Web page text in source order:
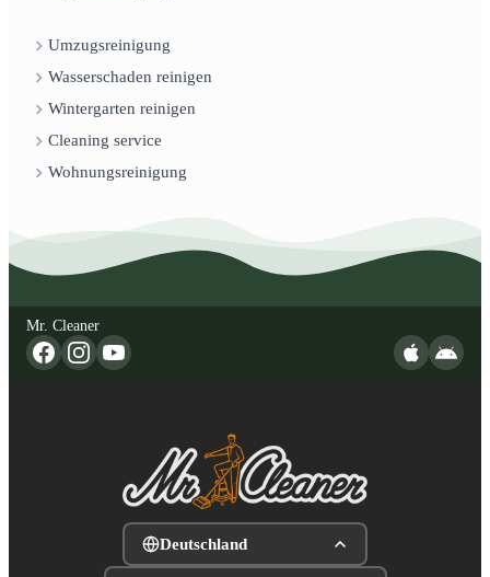
Umzugsreinigung
Wasserschaden reinigen
Wintergarten reinigen
Cleaning service
Wohnungsreinigung
Mr. Cleaner
Deutschland